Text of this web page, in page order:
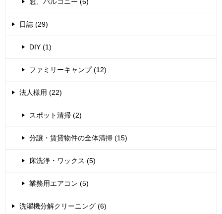
日誌 (29)
DIY (1)
ファミリーキャンプ (12)
法人様用 (22)
スポット清掃 (2)
分譲・賃貸物件の全体清掃 (15)
床洗浄・ワックス (5)
業務用エアコン (5)
洗濯機分解クリーニング (6)